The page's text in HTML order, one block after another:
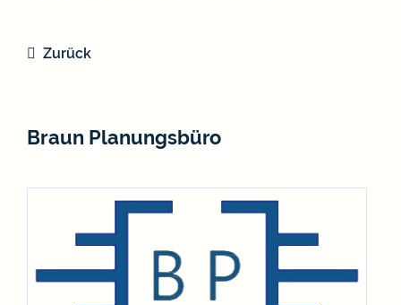
Zurück
Braun Planungsbüro